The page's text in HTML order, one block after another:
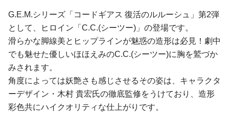
G.E.M.シリーズ「コードギアス 復活のルルーシュ」第2弾
として、ヒロイン「C.C.(シーツー)」の登場です。
滑らかな脚線美とヒップラインが魅惑の造形は必見！劇中
でも魅せた優しいほほえみのC.C.(シーツー)に胸を鷲づか
みされます。
角度によっては妖艶さも感じさせるその姿は、キャラクタ
ーデザイン・木村 貴宏氏の徹底監修をうけており、造形
彩色共にハイクオリティな仕上がりです。